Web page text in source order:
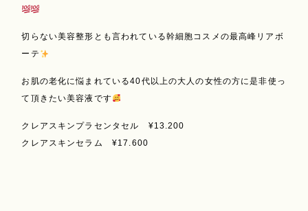
切らない美容整形とも言われている幹細胞コスメの最高峰リアボ
ーテ
お肌の老化に悩まれている40代以上の大人の女性の方に是非使っ
て頂きたい美容液です
クレアスキンプラセンタセル ¥13.200
クレアスキンセラム ¥17.600